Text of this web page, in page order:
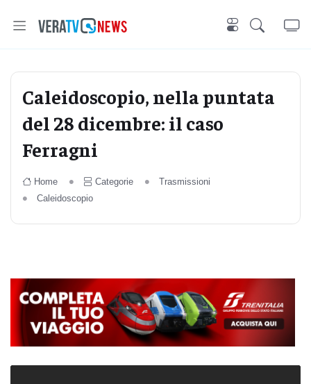
Caleidoscopio, nella puntata
del 28 dicembre: il caso
Ferragni
Home Categorie
Trasmissioni
Caleidoscopio